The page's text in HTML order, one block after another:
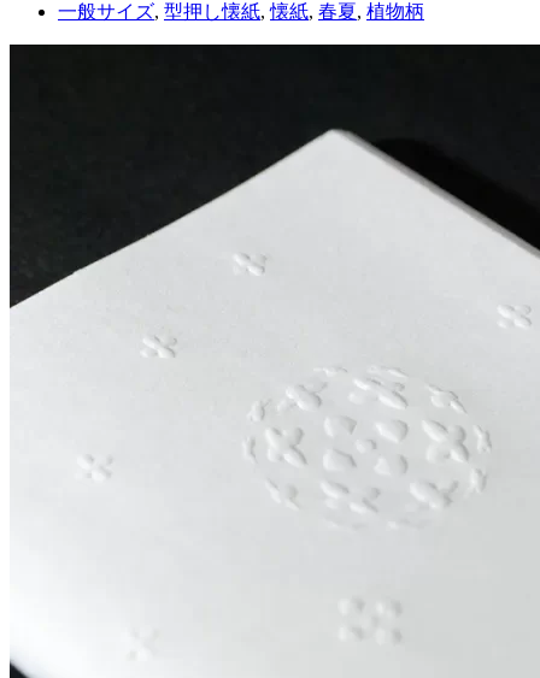
一般サイズ, 型押し懐紙,懐紙, 春夏, 植物柄